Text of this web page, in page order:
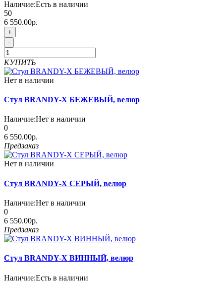
Наличие:Есть в наличии
50
6 550.00р.
+
-
КУПИТЬ
Нет в наличии
Стул BRANDY-X БЕЖЕВЫЙ, велюр
Наличие:Нет в наличии
0
6 550.00р.
Предзаказ
Нет в наличии
Стул BRANDY-X СЕРЫЙ, велюр
Наличие:Нет в наличии
0
6 550.00р.
Предзаказ
Стул BRANDY-X ВИННЫЙ, велюр
Наличие:Есть в наличии